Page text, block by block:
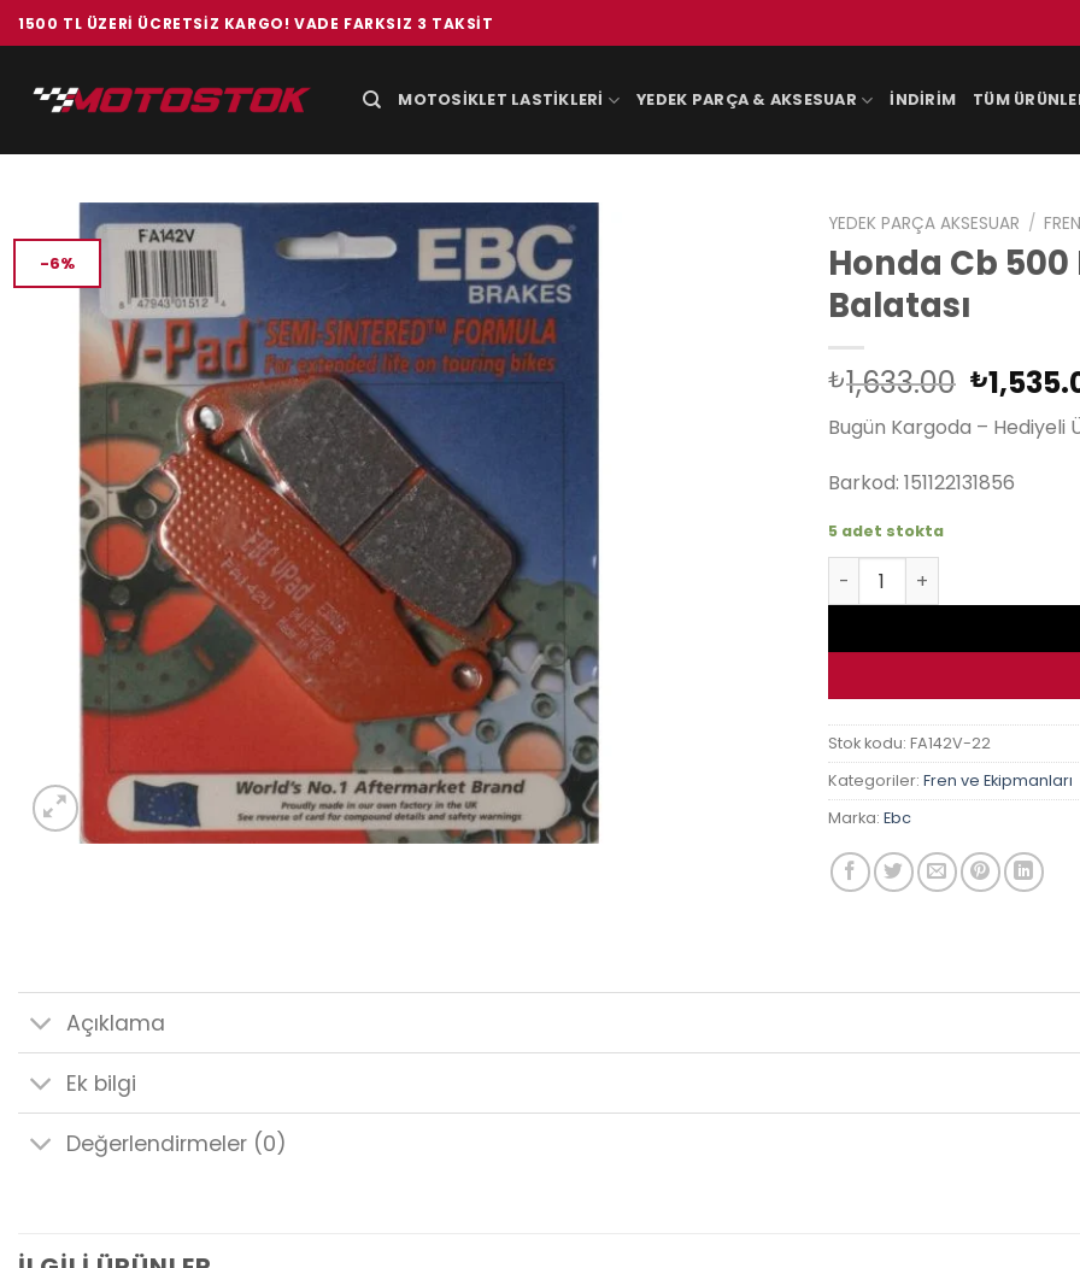
İçeriğe
atla
1500 TL ÜZERI ÜCRETSIZ KARGO! VADE FARKSIZ 3 TAKSIT
MOTOSIKLET LASTIKLERI YEDEK PARÇA & AKSESUAR İNDIRIM TÜM
-6%
YEDEK PARÇA AKSESUAR /
Honda Cb 500
Balatası
₺1,633.00 Orijinal
fiyat:
₺
Bugün Kargoda – Hediyeli
Barkod: 151122131856
5 adet stokta
Honda Cb 500 F / X 13-
Stok kodu: FA142V-22
Kategoriler: Fren ve Ekipmanları
Marka: Ebc
Açıklama
Ek bilgi
Değerlendirmeler (0)